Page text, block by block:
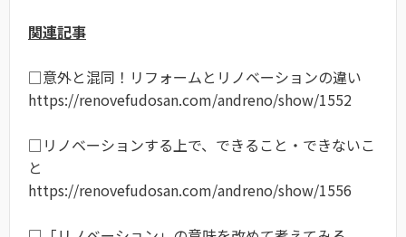
関連記事
□意外と混同！リフォームとリノベーションの違い
https://renovefudosan.com/andreno/show/1552
□リノベーションする上で、できること・できないこ
と
https://renovefudosan.com/andreno/show/1556